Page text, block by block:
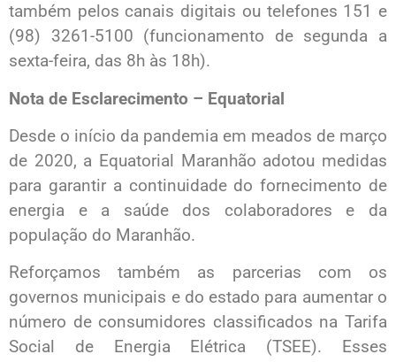
também pelos canais digitais ou telefones 151 e
(98) 3261-5100 (funcionamento de segunda a
sexta-feira, das 8h às 18h).
Nota de Esclarecimento – Equatorial
Desde o início da pandemia em meados de março
de 2020, a Equatorial Maranhão adotou medidas
para garantir a continuidade do fornecimento de
energia e a saúde dos colaboradores e da
população do Maranhão.
Reforçamos também as parcerias com os
governos municipais e do estado para aumentar o
número de consumidores classificados na Tarifa
Social de Energia Elétrica (TSEE). Esses